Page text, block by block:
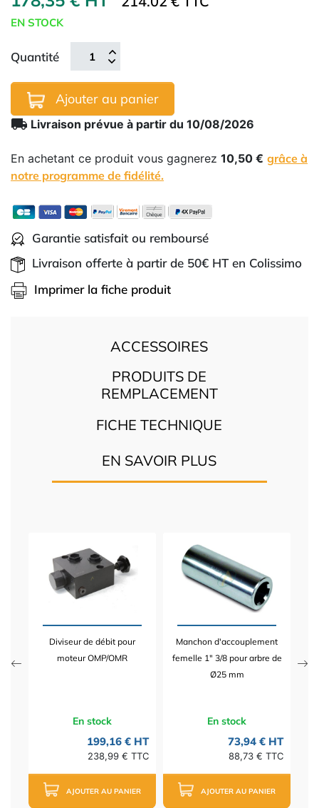
EN STOCK
Quantité
Ajouter au panier
local_shipping Livraison prévue à partir du 10/08/2026
En achetant ce produit vous gagnerez 10,50 € grâce à
notre programme de fidélité.
Garantie satisfait ou remboursé
Livraison offerte à partir de 50€ HT en Colissimo
Imprimer la fiche produit
ACCESSOIRES
PRODUITS DE
REMPLACEMENT
FICHE TECHNIQUE
EN SAVOIR PLUS
Diviseur de débit pour
moteur OMP/OMR
En stock
199,16 € HT
238,99 € TTC
AJOUTER AU PANIER
Manchon d'accouplement
femelle 1" 3/8 pour arbre de
Ø25 mm
En stock
73,94 € HT
88,73 € TTC
AJOUTER AU PANIER